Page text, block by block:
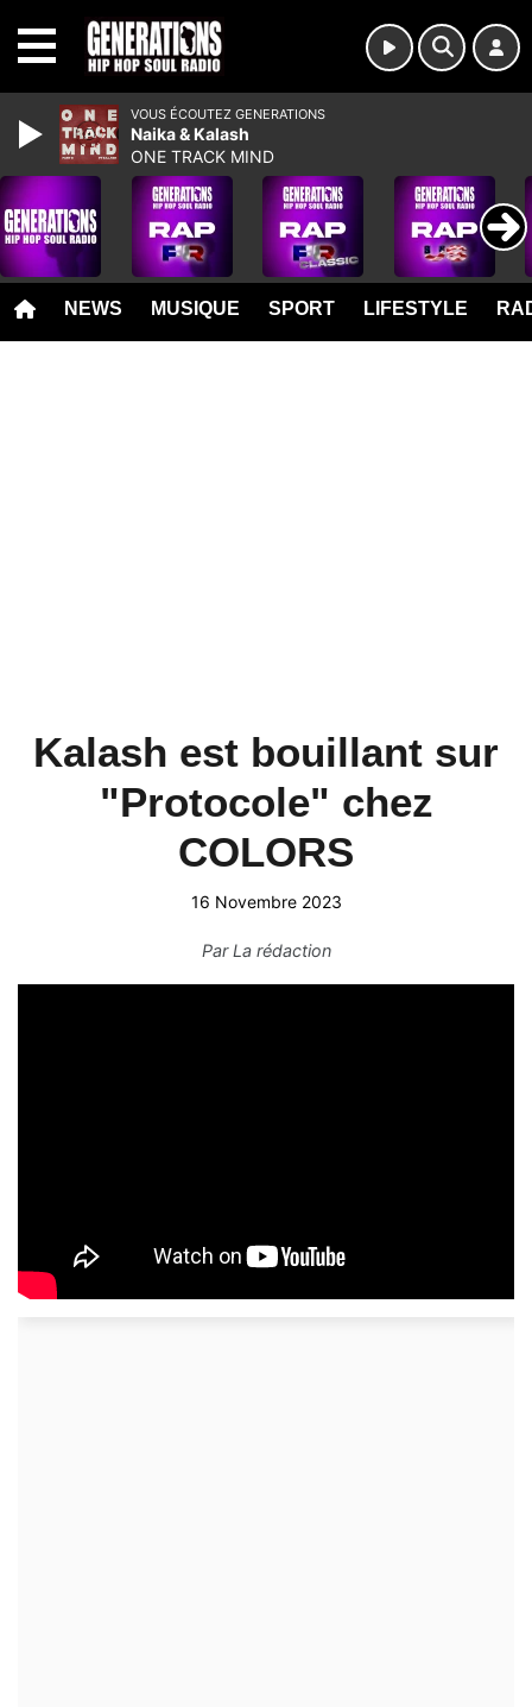
NEWS MUSIQUE SPORT LIFESTYLE
Kalash est bouillant sur
"Protocole" chez
COLORS
16 Novembre 2023
ParLa rédaction
VOUS ÉCOUTEZ GENERATIONS
Naika & Kalash
ONE TRACK MIND